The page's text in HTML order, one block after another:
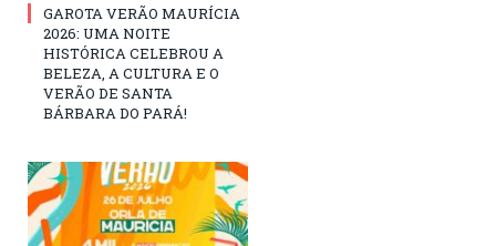
GAROTA VERÃO MAURÍCIA
2026: UMA NOITE
HISTÓRICA CELEBROU A
BELEZA, A CULTURA E O
VERÃO DE SANTA
BÁRBARA DO PARÁ!